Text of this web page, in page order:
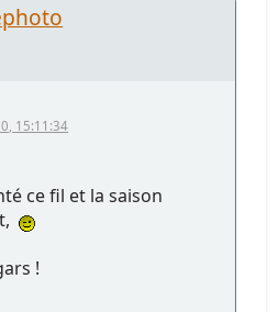
15:11:34
ce fil et la saison
!